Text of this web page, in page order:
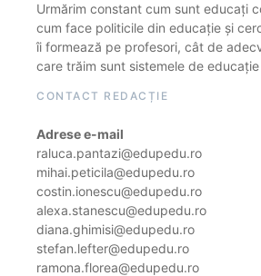
Urmărim constant cum sunt educați
cum face politicile din educație și
îi formează pe profesori, cât de
care trăim sunt sistemele de
CONTACT REDACȚIE
Adrese e-mail
raluca.pantazi@edupedu.ro
mihai.peticila@edupedu.ro
costin.ionescu@edupedu.ro
alexa.stanescu@edupedu.ro
diana.ghimisi@edupedu.ro
stefan.lefter@edupedu.ro
ramona.florea@edupedu.ro